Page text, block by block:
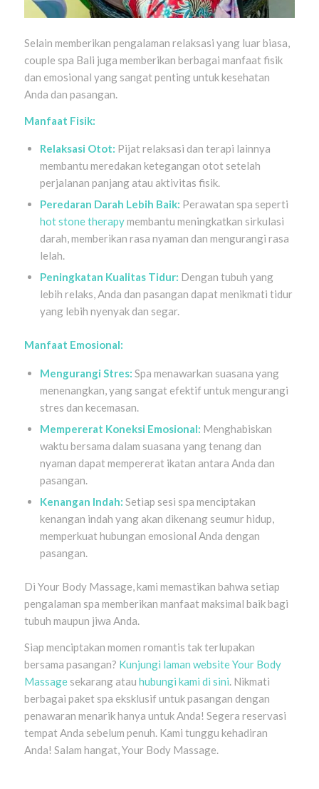
Selain memberikan pengalaman relaksasi yang luar biasa,
couple spa Bali juga memberikan berbagai manfaat fisik
dan emosional yang sangat penting untuk kesehatan
Anda dan pasangan.
Manfaat Fisik:
Relaksasi Otot: Pijat relaksasi dan terapi lainnya
membantu meredakan ketegangan otot setelah
perjalanan panjang atau aktivitas fisik.
Peredaran Darah Lebih Baik: Perawatan spa seperti
hot stone therapymembantu meningkatkan sirkulasi
darah, memberikan rasa nyaman dan mengurangi rasa
lelah.
Peningkatan Kualitas Tidur: Dengan tubuh yang
lebih relaks, Anda dan pasangan dapat menikmati tidur
yang lebih nyenyak dan segar.
Manfaat Emosional:
Mengurangi Stres: Spa menawarkan suasana yang
menenangkan, yang sangat efektif untuk mengurangi
stres dan kecemasan.
Mempererat Koneksi Emosional: Menghabiskan
waktu bersama dalam suasana yang tenang dan
nyaman dapat mempererat ikatan antara Anda dan
pasangan.
Kenangan Indah: Setiap sesi spa menciptakan
kenangan indah yang akan dikenang seumur hidup,
memperkuat hubungan emosional Anda dengan
pasangan.
Di Your Body Massage, kami memastikan bahwa setiap
pengalaman spa memberikan manfaat maksimal baik bagi
tubuh maupun jiwa Anda.
Siap menciptakan momen romantis tak terlupakan
bersama pasangan? Kunjungi laman website Your Body
Massagesekarang atau hubungi kami di sini. Nikmati
berbagai paket spa eksklusif untuk pasangan dengan
penawaran menarik hanya untuk Anda! Segera reservasi
tempat Anda sebelum penuh. Kami tunggu kehadiran
Anda! Salam hangat, Your Body Massage.